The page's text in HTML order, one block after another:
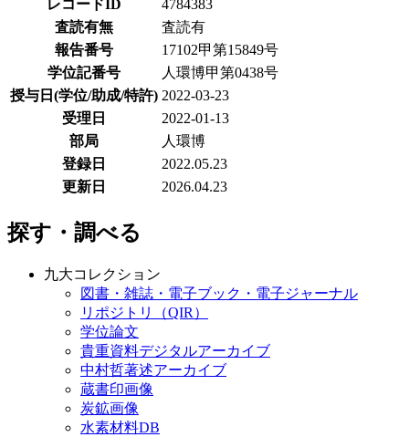
レコードID
4784383
査読有無
査読有
報告番号
17102甲第15849号
学位記番号
人環博甲第0438号
授与日(学位/助成/特許) 2022-03-23
受理日
2022-01-13
部局
人環博
登録日
2022.05.23
更新日
2026.04.23
探す・調べる
九大コレクション
図書・雑誌・電子ブック・電子ジャーナル
リポジトリ（QIR）
学位論文
貴重資料デジタルアーカイブ
中村哲著述アーカイブ
蔵書印画像
炭鉱画像
水素材料DB